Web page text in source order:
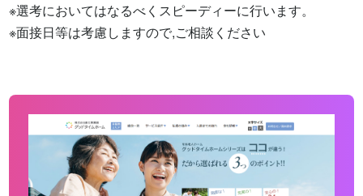
※選考においてはなるべくスピーディーに行います。
※面接日等は考慮しますので,ご相談ください